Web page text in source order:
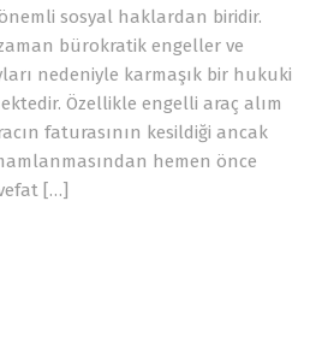
sosyal haklardan biridir.
bürokratik engeller ve
nedeniyle karmaşık bir hukuki
Özellikle engelli araç alım
faturasının kesildiği ancak
hemen önce
[…]